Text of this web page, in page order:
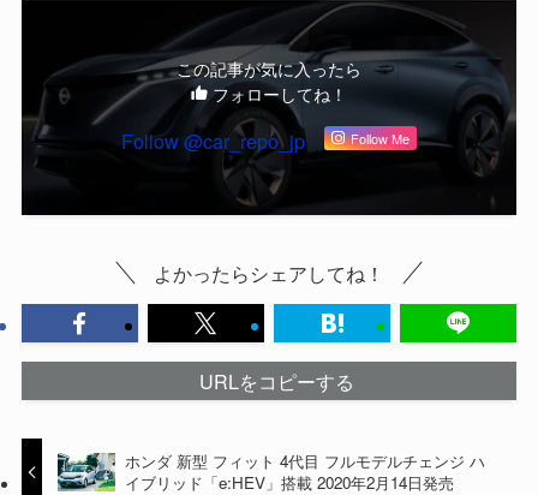
この記事が気に入ったら
フォローしてね！
Follow @car_repo_jp Follow Me
よかったらシェアしてね！
URLをコピーする
ホンダ 新型 フィット 4代目 フルモデルチェンジ ハ
イブリッド「e:HEV」搭載 2020年2月14日発売